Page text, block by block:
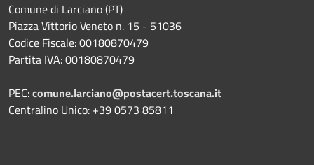
Comune di Larciano (PT)
Piazza Vittorio Veneto n. 15 - 51036
Codice Fiscale: 00180870479
Partita IVA: 00180870479
PEC:comune.larciano@postacert.toscana.it
Centralino Unico: +39 0573 85811